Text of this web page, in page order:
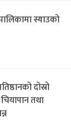
स्याउको
दोस्रो
तथा